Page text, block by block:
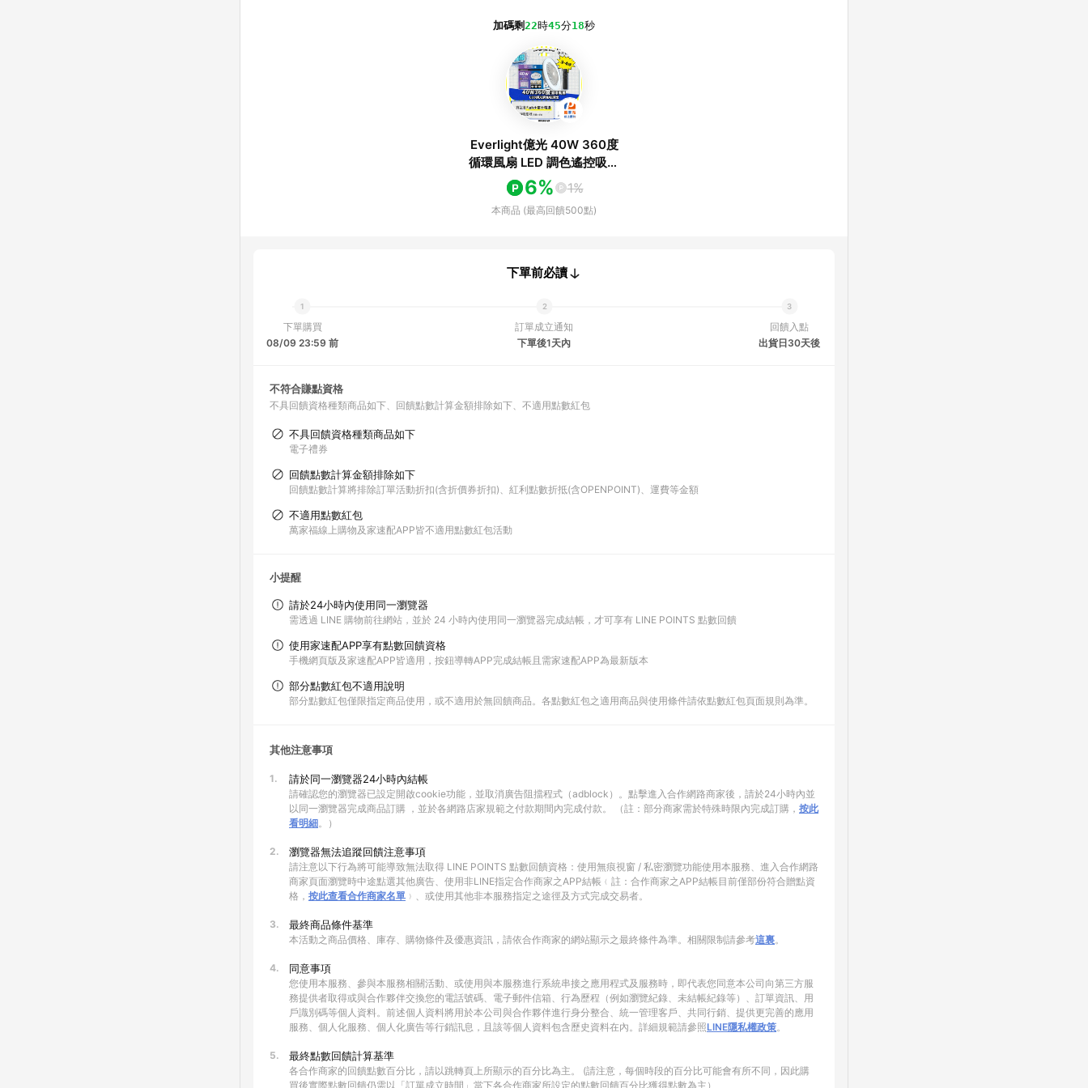
加碼剩22時45分18秒
Everlight億光 40W 360度
循環風扇 LED 調色遙控吸頂
燈
6% 1%
本商品 (最高回饋500點)
下單前必讀
下單購買
08/09 23:59 前
訂單成立通知
下單後1天內
回饋入點
出貨日30天後
不符合賺點資格
不具回饋資格種類商品如下 回饋點數計算金額排除如下 不適用點數紅包
不具回饋資格種類商品如下
電子禮券
回饋點數計算金額排除如下
回饋點數計算將排除訂單活動折扣(含折價券折扣)、紅利點數折抵(含OPENPOINT)、運費等金額
不適用點數紅包
萬家福線上購物及家速配APP皆不適用點數紅包活動
小提醒
請於24小時內使用同一瀏覽器
需透過 LINE 購物前往網站，並於 24 小時內使用同一瀏覽器完成結帳，才可享有 LINE POINTS 點數回饋
使用家速配APP享有點數回饋資格
手機網頁版及家速配APP皆適用，按鈕導轉APP完成結帳且需家速配APP為最新版本
部分點數紅包不適用說明
部分點數紅包僅限指定商品使用，或不適用於無回饋商品。各點數紅包之適用商品與使用條件請依點數紅包頁面規則為準。
其他注意事項
1. 請於同一瀏覽器24小時內結帳
請確認您的瀏覽器已設定開啟cookie功能，並取消廣告阻擋程式（adblock）。點擊進入合作網路商家後，請於24小時內並
以同一瀏覽器完成商品訂購 ，並於各網路店家規範之付款期間內完成付款。 （註：部分商家需於特殊時限內完成訂購， 按此
看明細。）
2. 瀏覽器無法追蹤回饋注意事項
請注意以下行為將可能導致無法取得 LINE POINTS 點數回饋資格：使用無痕視窗 / 私密瀏覽功能使用本服務、進入合作網路
商家頁面瀏覽時中途點選其他廣告、使用非LINE指定合作商家之APP結帳﹙註：合作商家之APP結帳目前僅部份符合贈點資
格， 按此查看合作商家名單 ﹚、或使用其他非本服務指定之途徑及方式完成交易者。
3. 最終商品條件基準
本活動之商品價格、庫存、購物條件及優惠資訊，請依合作商家的網站顯示之最終條件為準。相關限制請參考這裏。
4. 同意事項
您使用本服務、參與本服務相關活動、或使用與本服務進行系統串接之應用程式及服務時，即代表您同意本公司向第三方服
務提供者取得或與合作夥伴交換您的電話號碼、電子郵件信箱、行為歷程（例如瀏覽紀錄、未結帳紀錄等）、訂單資訊、用
戶識別碼等個人資料。前述個人資料將用於本公司與合作夥伴進行身分整合、統一管理客戶、共同行銷、提供更完善的應用
服務、個人化服務、個人化廣告等行銷訊息，且該等個人資料包含歷史資料在內。詳細規範請參照LINE隱私權政策。
5. 最終點數回饋計算基準
各合作商家的回饋點數百分比，請以跳轉頁上所顯示的百分比為主。 (請注意，每個時段的百分比可能會有所不同，因此購
買後實際點數回饋仍需以「訂單成立時間」當下各合作商家所設定的點數回饋百分比獲得點數為主）